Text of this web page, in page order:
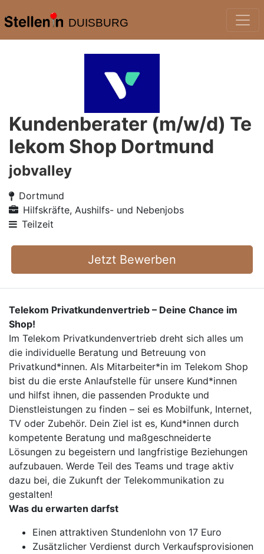
DUISBURG
Kundenberater (m/w/d) Te
lekom Shop Dortmund
jobvalley
Dortmund
Hilfskräfte, Aushilfs- und Nebenjobs
Teilzeit
Jetzt Bewerben
Telekom Privatkundenvertrieb – Deine Chance im
Shop!
Im Telekom Privatkundenvertrieb dreht sich alles um
die individuelle Beratung und Betreuung von
Privatkund*innen. Als Mitarbeiter*in im Telekom Shop
bist du die erste Anlaufstelle für unsere Kund*innen
und hilfst ihnen, die passenden Produkte und
Dienstleistungen zu finden – sei es Mobilfunk, Internet,
TV oder Zubehör. Dein Ziel ist es, Kund*innen durch
kompetente Beratung und maßgeschneiderte
Lösungen zu begeistern und langfristige Beziehungen
aufzubauen. Werde Teil des Teams und trage aktiv
dazu bei, die Zukunft der Telekommunikation zu
gestalten!
Was du erwarten darfst
Einen attraktiven Stundenlohn von 17 Euro
Zusätzlicher Verdienst durch Verkaufsprovisionen